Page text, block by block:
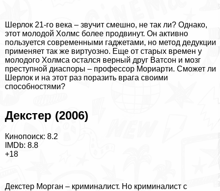
Шерлок 21-го века – звучит смешно, не так ли? Однако,
этот молодой Холмс более продвинут. Он активно
пользуется современными гаджетами, но метод дедукции
применяет так же виртуозно. Еще от старых времен у
молодого Холмса остался верный друг Ватсон и мозг
преступной диаспоры – профессор Мориарти. Сможет ли
Шерлок и на этот раз поразить врага своими
способностями?
Декстер (2006)
Кинопоиск: 8.2
IMDb: 8.8
+18
Декстер Морган – криминалист. Но криминалист с